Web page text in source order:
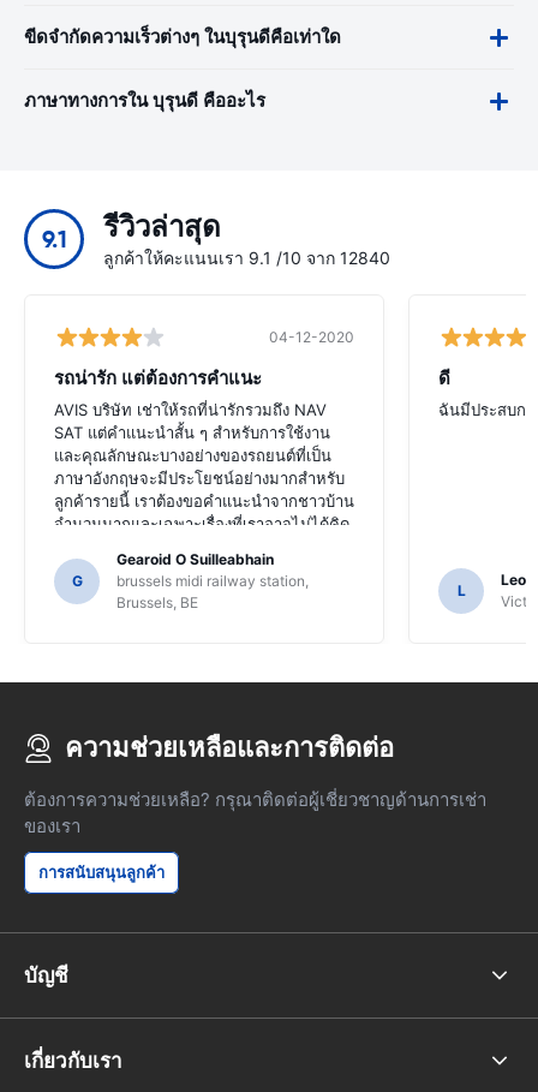
ขีดจำกัดความเร็วต่างๆ ในบุรุนดีคือเท่าใด
ภาษาทางการใน บุรุนดี คืออะไร
9.1 รีวิวล่าสุด
ลูกค้าให้คะแนนเรา 9.1 /10 จาก 12840
04-12-2020
รถน่ารัก แต่ต้องการคำแนะ
AVIS บริษัท เช่าให้รถที่น่ารักรวมถึง NAV
SAT แต่คำแนะนำสั้น ๆ สำหรับการใช้งาน
และคุณลักษณะบางอย่างของรถยนต์ที่เป็น
ภาษาอังกฤษจะมีประโยชน์อย่างมากสำหรับ
ลูกค้ารายนี้ เราต้องขอคำแนะนำจากชาวบ้าน
จำนวนมากและเฉพาะเรื่องที่เราอาจไม่ได้คิด
G
Gearoid O Suilleabhain
brussels midi railway station,
Brussels, BE
ดี
ฉันมีประสบก
L
ความช่วยเหลือและการติดต่อ
ต้องการความช่วยเหลือ? กรุณาติดต่อผู้เชี่ยวชาญด้านการเช่า
ของเรา
การสนับสนุนลูกค้า
บัญชี
เกี่ยวกับเรา